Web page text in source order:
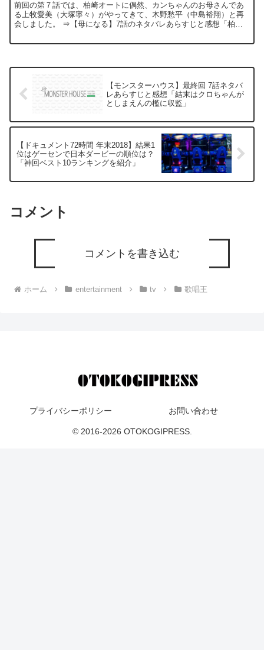
前回の第７話では、柏崎オートに偶然、カンちゃんのお母さんであ
る上牧愛美（大塚寧々）がやってきて、木野愁平（中島裕翔）と再
会しました。 ⇒【母になる】7話のネタバレあらすじと感想「柏崎
【モンスターハウス】最終回 7話ネタバ
レあらすじと感想「結末はクロちゃんが
としまえんの檻に収監」
【ドキュメント72時間 年末2018】結果1
位はゲーセンで日本ダービーの順位は？
「神回ベスト10ランキングを紹介」
コメント
コメントを書き込む
ホーム entertainment tv 歌唱王
プライバシーポリシー お問い合わせ
© 2016-2026 OTOKOGIPRESS.